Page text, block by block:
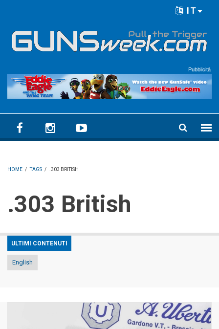
IT
Pubblicità
HOME / TAGS / .303 BRITISH
.303 British
ULTIMI CONTENUTI
English